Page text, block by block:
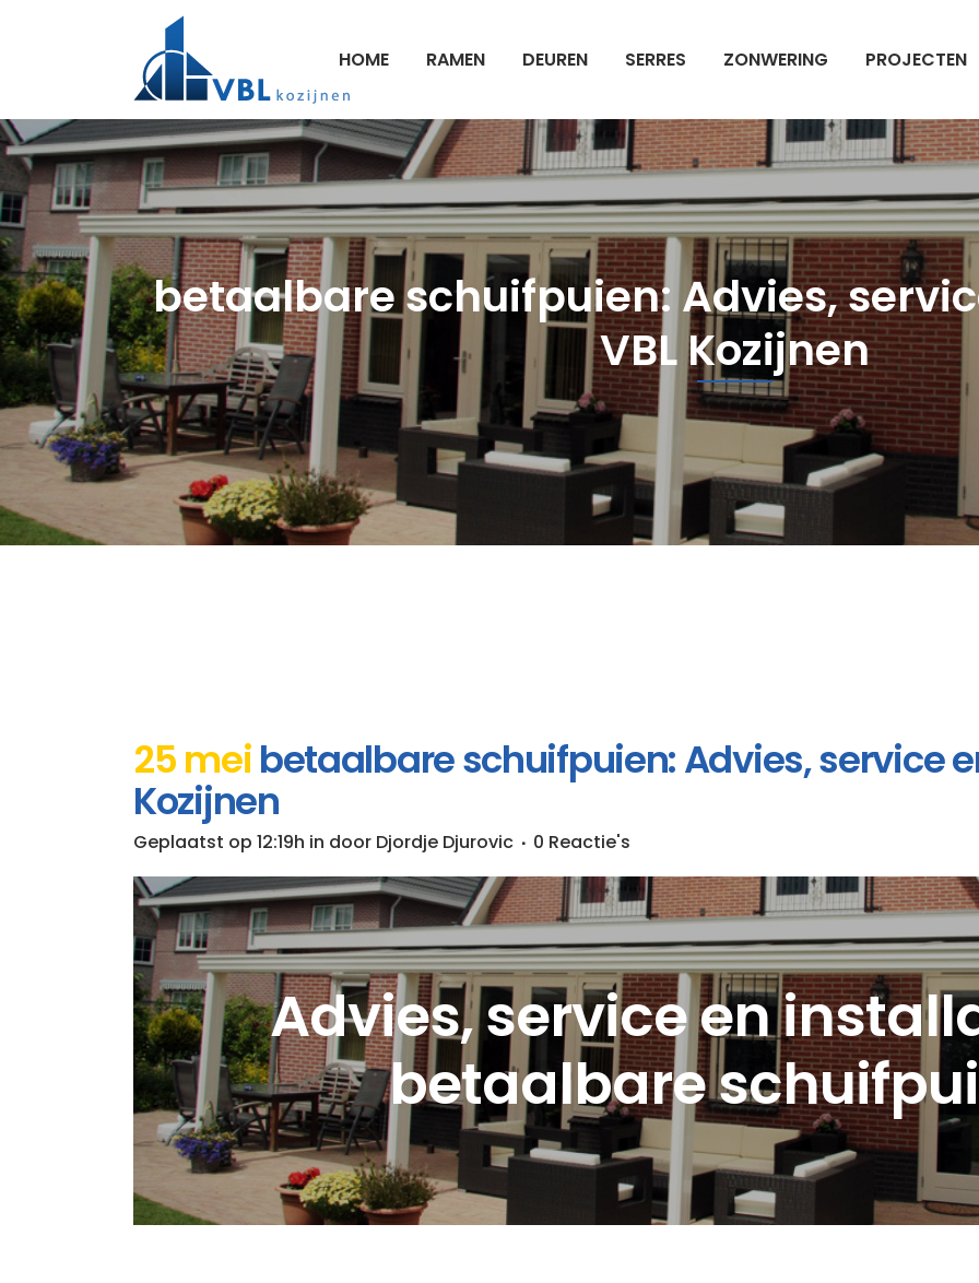
HOME RAMEN DEUREN SERRES ZONWERING PROJECTEN
betaalbare schuifpuien: Advies,
VBL Kozijnen
25 meibetaalbare schuifpuien: Advies, service
Kozijnen
Geplaatst op 12:19h in door Djordje Djurovic 0 Reactie's
Advies, service en
betaalbare